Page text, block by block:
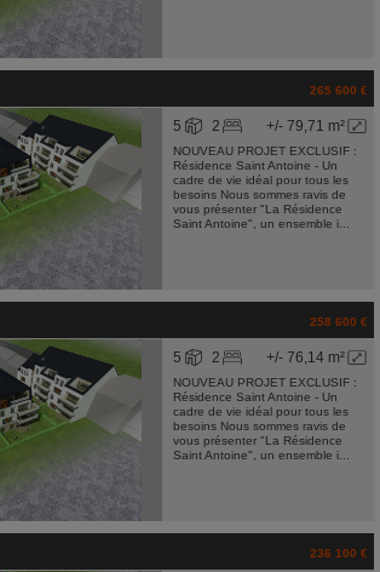
265 600 €
+/- 79,71 m²
5 2
NOUVEAU PROJET EXCLUSIF :
Résidence Saint Antoine - Un
cadre de vie idéal pour tous les
besoins Nous sommes ravis de
vous présenter "La Résidence
Saint Antoine", un ensemble i...
258 600 €
+/- 76,14 m²
5 2
NOUVEAU PROJET EXCLUSIF :
Résidence Saint Antoine - Un
cadre de vie idéal pour tous les
besoins Nous sommes ravis de
vous présenter "La Résidence
Saint Antoine", un ensemble i...
236 100 €